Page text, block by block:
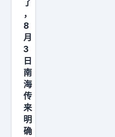
一
直
延
续
到
8
月
7
日
。
了
，
8
月
3
日
南
海
传
来
明
确